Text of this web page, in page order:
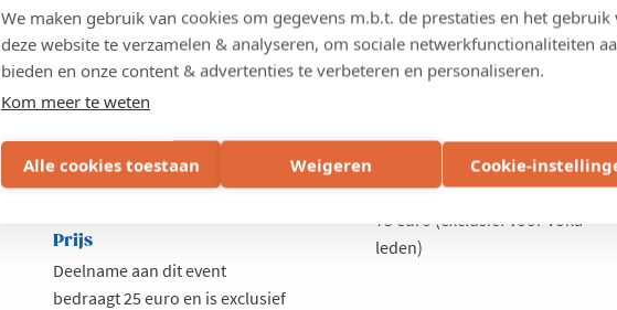
We maken gebruik van cookies om gegevens m.b.t. de prestaties en het gebruik
deze website te verzamelen & analyseren, om sociale netwerkfunctionaliteiten
bieden en onze content & advertenties te verbeteren en personaliseren.
Kom meer te weten
Alle cookies toestaan Weigeren Cookie-
ondernemen. Dat zijn de Voka
Business Dates. Geen vrijblijvende
babbels, maar krachtige
businessgesprekken in een strak en
Locatie
Brugge
Prijs
Deelname aan dit event
bedraagt 25 euro en is exclusief
niet alleen. Het belang van een
sterk netwerk is vandaag groter dan
ooit - daarover is iedereen het eens.
Rekkem
Prijs
75 euro (exclusief voor Voka-
leden)